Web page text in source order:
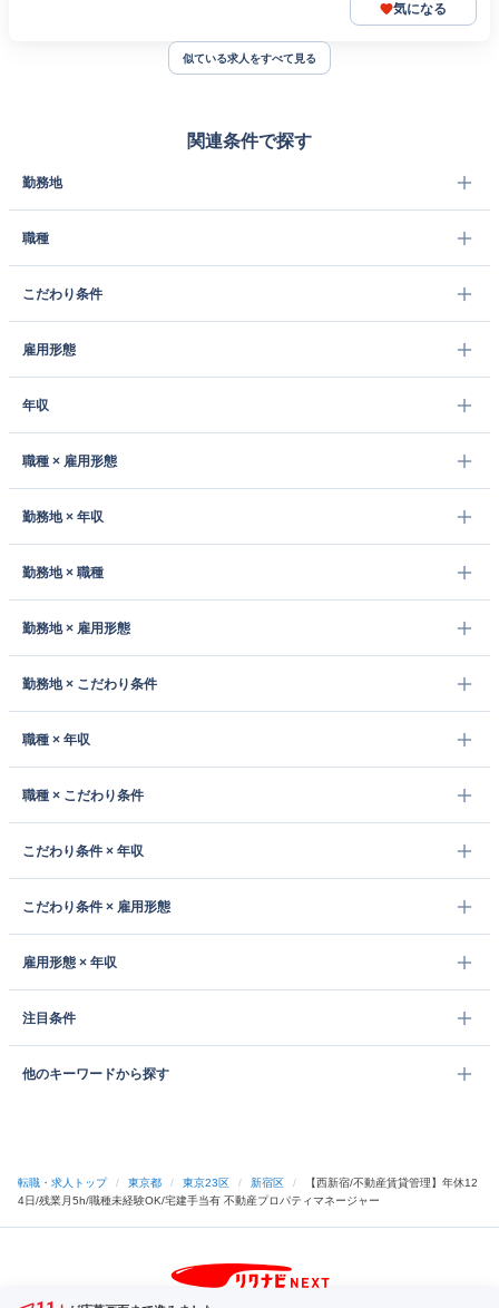
気になる
似ている求人をすべて見る
関連条件で探す
勤務地
職種
こだわり条件
雇用形態
年収
職種 × 雇用形態
勤務地 × 年収
勤務地 × 職種
勤務地 × 雇用形態
勤務地 × こだわり条件
職種 × 年収
職種 × こだわり条件
こだわり条件 × 年収
こだわり条件 × 雇用形態
雇用形態 × 年収
注目条件
他のキーワードから探す
転職・求人トップ / 東京都 / 東京23区 / 新宿区 /
【西新宿/不動産賃貸管理】年休12
4日/残業月5h/職種未経験OK/宅建手当有 不動産プロパティマネージャー